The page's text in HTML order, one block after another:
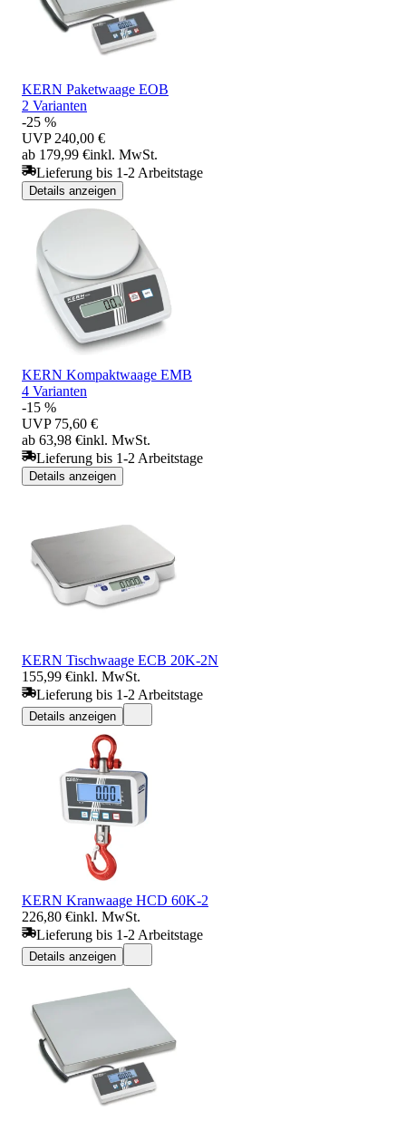
KERN Paketwaage EOB
2 Varianten
-25 %
UVP 240,00 €
ab 179,99 €inkl. MwSt.
Lieferung bis 1-2 Arbeitstage
Details anzeigen
KERN Kompaktwaage EMB
4 Varianten
-15 %
UVP 75,60 €
ab 63,98 €inkl. MwSt.
Lieferung bis 1-2 Arbeitstage
Details anzeigen
KERN Tischwaage ECB 20K-2N
155,99 €inkl. MwSt.
Lieferung bis 1-2 Arbeitstage
Details anzeigen
KERN Kranwaage HCD 60K-2
226,80 €inkl. MwSt.
Lieferung bis 1-2 Arbeitstage
Details anzeigen